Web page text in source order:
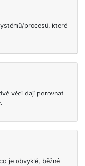
procesů, které
věci dají porovnat
je obvyklé, běžné